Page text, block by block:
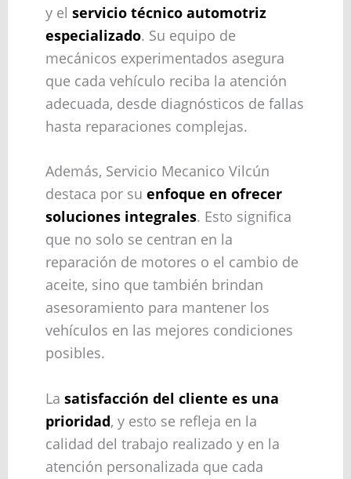
y el servicio técnico automotriz
especializado. Su equipo de
mecánicos experimentados asegura
que cada vehículo reciba la atención
adecuada, desde diagnósticos de fallas
hasta reparaciones complejas.
Además, Servicio Mecanico Vilcún
destaca por su enfoque en ofrecer
soluciones integrales. Esto significa
que no solo se centran en la
reparación de motores o el cambio de
aceite, sino que también brindan
asesoramiento para mantener los
vehículos en las mejores condiciones
posibles.
La satisfacción del cliente es una
prioridad, y esto se refleja en la
calidad del trabajo realizado y en la
atención personalizada que cada